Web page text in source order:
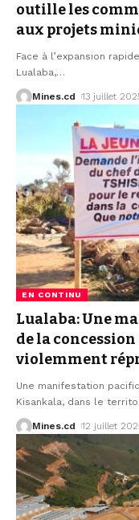
outille les
aux projets
Face à l’expansion
Lualaba,…
Mines.cd 13 juillet
EN CONTINU
Lualaba: Une
de la
violemment
Une manifestation
Kisankala, dans le
Mines.cd 12 juillet